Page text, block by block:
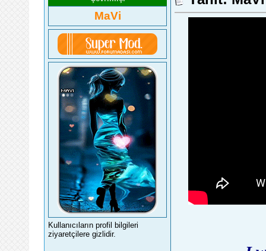
MaVi
Kullanıcıların profil bilgileri
ziyaretçilere gizlidir.